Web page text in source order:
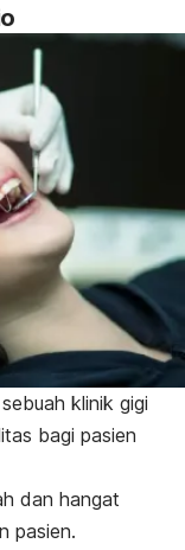
klinik gigi
bagi pasien
dan hangat
pasien.